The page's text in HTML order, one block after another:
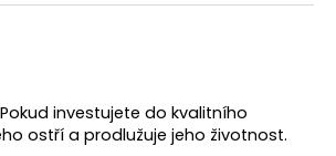
investujete do kvalitního
ostří a prodlužuje jeho životnost.